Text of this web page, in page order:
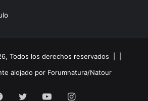
Todos los derechos reservados | |
alojado por Forumnatura/Natour
Facebook
TwitterYouTubeInstagram